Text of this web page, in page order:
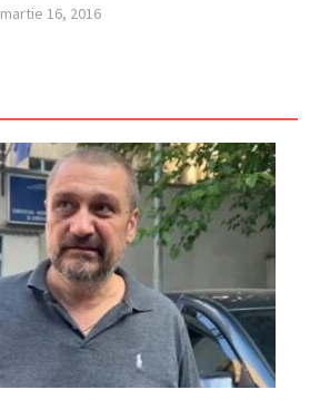
martie 16, 2016